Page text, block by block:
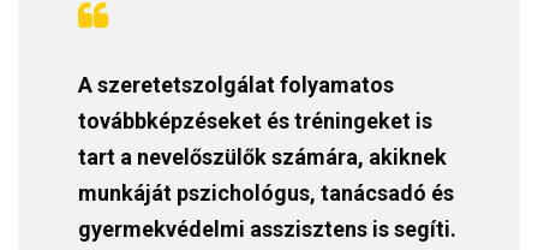
A szeretetszolgálat folyamatos
továbbképzéseket és tréningeket is
tart a nevelőszülők számára, akiknek
munkáját pszichológus, tanácsadó és
gyermekvédelmi asszisztens is segíti.